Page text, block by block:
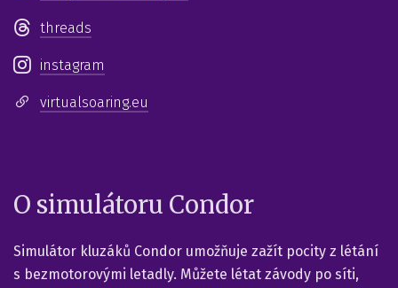
threads
instagram
virtualsoaring.eu
O simulátoru Condor
Simulátor kluzáků Condor umožňuje zažít pocity z létání
s bezmotorovými letadly. Můžete létat závody po síti,